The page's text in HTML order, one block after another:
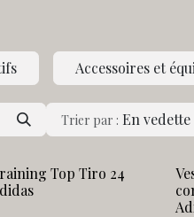
Accessoires et
Trier par : En vedette
Top Tiro 24